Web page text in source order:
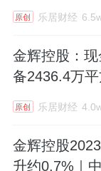
原创 乐居财经
金辉控股：
备2436.4万
原创 乐居财经
金辉控股
升约0.7%｜